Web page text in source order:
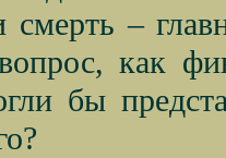
смерть –
как
бы